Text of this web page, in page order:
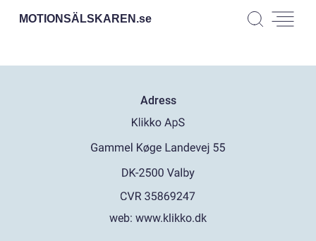
MOTIONSÄLSKAREN.se
Adress
web: www.klikko.dk